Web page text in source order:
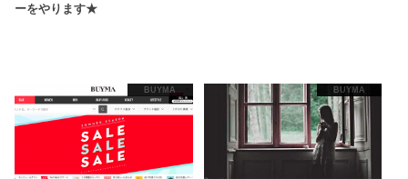
ーをやります★
BUYMA BUYMA